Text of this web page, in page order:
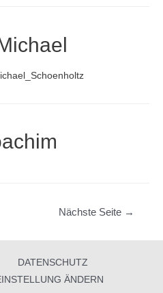
Nächste Seite →
DATENSCHUTZ
ÄNDERN